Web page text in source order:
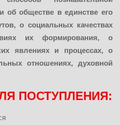
об обществе в единстве его
о социальных качествах
их формирования, о
явлениях и процессах, о
отношениях, духовной
ПОСТУПЛЕНИЯ: